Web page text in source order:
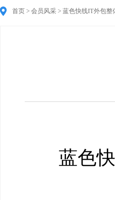
首页 > 会员风采 > 蓝色快线IT外包整
蓝色